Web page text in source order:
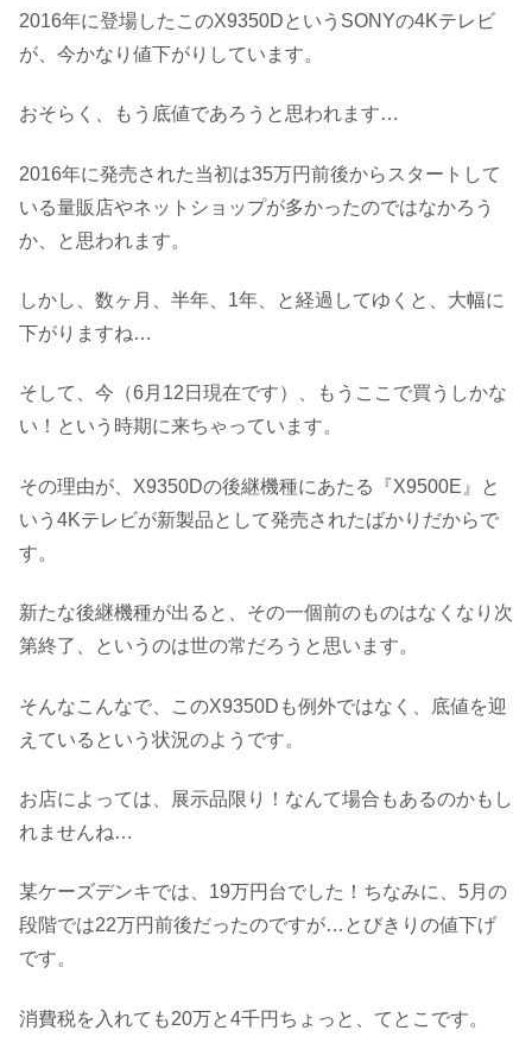
2016年に登場したこのX9350DというSONYの4Kテレビ
が、今かなり値下がりしています。
おそらく、もう底値であろうと思われます…
2016年に発売された当初は35万円前後からスタートして
いる量販店やネットショップが多かったのではなかろう
か、と思われます。
しかし、数ヶ月、半年、1年、と経過してゆくと、大幅に
下がりますね…
そして、今（6月12日現在です）、もうここで買うしかな
い！という時期に来ちゃっています。
その理由が、X9350Dの後継機種にあたる『X9500E』と
いう4Kテレビが新製品として発売されたばかりだからで
す。
新たな後継機種が出ると、その一個前のものはなくなり次
第終了、というのは世の常だろうと思います。
そんなこんなで、このX9350Dも例外ではなく、底値を迎
えているという状況のようです。
お店によっては、展示品限り！なんて場合もあるのかもし
れませんね…
某ケーズデンキでは、19万円台でした！ちなみに、5月の
段階では22万円前後だったのですが…とびきりの値下げ
です。
消費税を入れても20万と4千円ちょっと、てとこです。